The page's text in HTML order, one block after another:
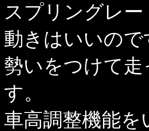
スプリングレ
動きはいいの
勢いをつけて
す。
車高調整機能